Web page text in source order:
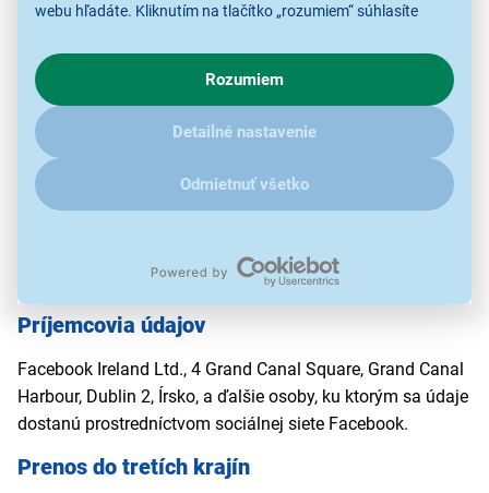
webu hľadáte. Kliknutím na tlačítko „rozumiem“ súhlasíte
o chovaní na webe pre zobrazovaní cielených reklám.
V prípade že vás zaujímajú detaily, ako u nás s cookies a
ďalšími údaji pracujeme, kliknitesem.
Rozumiem
Detailné nastavenie
Odmietnuť všetko
telefónne číslo výhercu.
Účel spracúvania
Organizácia, vyhodnotenie, zverejnenie výsledkov a
propagácia súťaže.
Právny základ
Čl. 6 ods. 1 písm. b) GDPR a § 13 ods. 1 písm. b) zákona o
ochrane osobných údajov.
Príjemcovia údajov
Facebook Ireland Ltd., 4 Grand Canal Square, Grand Canal
Harbour, Dublin 2, Írsko, a ďalšie osoby, ku ktorým sa údaje
dostanú prostredníctvom sociálnej siete Facebook.
Prenos do tretích krajín